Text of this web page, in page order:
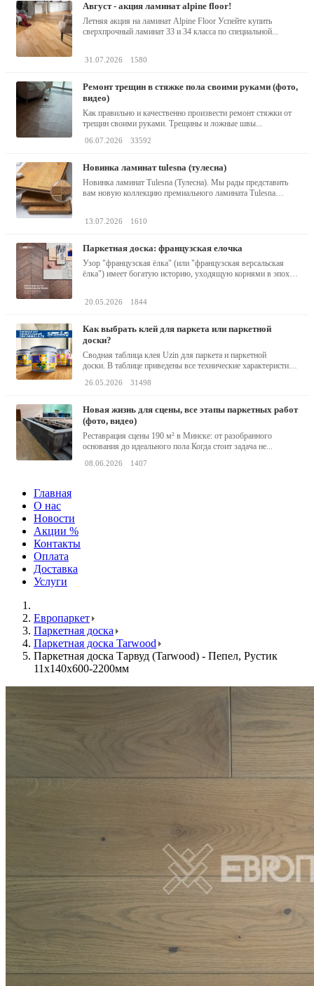
август - акция ламинат alpine floor!
Летняя акция на ламинат Alpine Floor Успейте купить
сверхпрочный ламинат 33 и 34 класса по специальной...
31.07.2026 1580
ремонт трещин в стяжке пола своими руками (фото,
видео)
Как правильно и качественно произвести ремонт стяжки от
трещин своими руками. Трещины и ложные швы...
06.07.2026 33592
новинка ламинат tulesna (тулесна)
Новинка ламинат Tulesna (Тулесна). Мы рады представить
вам новую коллекцию премиального ламината Tulesna
13.07.2026 1610
паркетная доска: французская елочка
Узор "французская ёлка" (или "французская версальская
ёлка") имеет богатую историю, уходящую корнями в эпоху
20.05.2026 1844
как выбрать клей для паркета или паркетной
доски?
Сводная таблица клея Uzin для паркета и паркетной
доски. В таблице приведены все технические характеристики
26.05.2026 31498
новая жизнь для сцены, все этапы паркетных работ
(фото, видео)
Реставрация сцены 190 м² в Минске: от разобранного
основания до идеального пола Когда стоит задача не...
08.06.2026 1407
Главная
О нас
Новости
Акции %
Контакты
Оплата
Доставка
Услуги
Европаркет
Паркетная доска
Паркетная доска Tarwood
Паркетная доска Тарвуд (Tarwood) - Пепел, Рустик
11х140х600-2200мм